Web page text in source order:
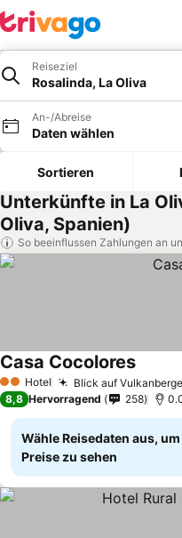
Reiseziel
Rosalinda, La Oliva
An-/Abreise
Daten wählen
Sortieren
Unterkünfte in La
Oliva, Spanien)
So beeinflussen Zahlungen an
2 Sterne
Hotel Blick auf Vulkanberge
Casa Cocolores
8,8 Hervorragend 258
Wähle Reisedaten aus,
Preise zu sehen